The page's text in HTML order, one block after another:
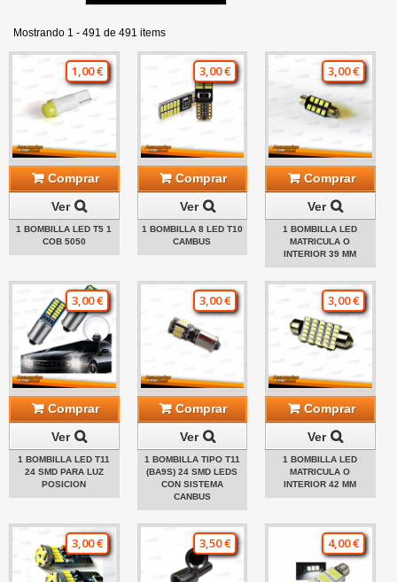
Mostrando 1 - 491 de 491 items
1,00 €
Comprar
Ver
1 BOMBILLA LED T5 1
COB 5050
3,00 €
Comprar
Ver
1 BOMBILLA 8 LED T10
CAMBUS
3,00 €
Comprar
Ver
1 BOMBILLA LED
MATRICULA O
INTERIOR 39 MM
3,00 €
Comprar
Ver
1 BOMBILLA LED T11
24 SMD PARA LUZ
POSICION
3,00 €
Comprar
Ver
1 BOMBILLA TIPO T11
(BA9S) 24 SMD LEDS
CON SISTEMA
CANBUS
3,00 €
Comprar
Ver
1 BOMBILLA LED
MATRICULA O
INTERIOR 42 MM
3,00 € 3,50 € 4,00 €